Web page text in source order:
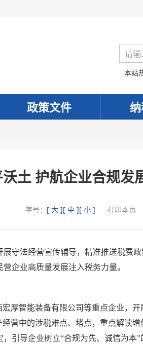
本站
政策文件
土 护航企业合规发
字号： [ 大 ][ 中 ][ 小 ] 打印本页
守法经营宣传辅导，精准推送税费
企业高质量发展注入税务力量。
厚智能装备有限公司等重点企业，开
营中的涉税难点、堵点，重点解读增
引导企业树立“合规为先、诚信为本